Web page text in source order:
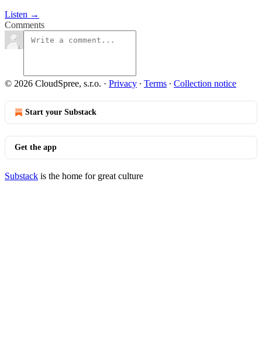
Listen →
Comments
© 2026 CloudSpree, s.r.o. · Privacy ∙ Terms ∙ Collection notice
Start your Substack
Get the app
Substack is the home for great culture